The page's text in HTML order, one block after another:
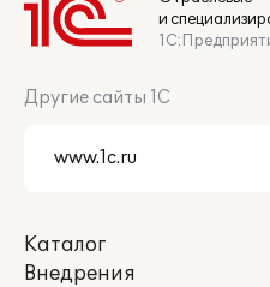
и
Другие сайты 1С
Каталог
Внедрения